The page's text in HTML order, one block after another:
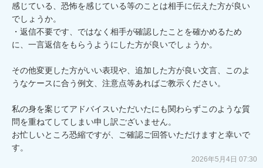
感じている、恐怖を感じている等のことは相手に伝えた方が良い
でしょうか。
・返信不要です、ではなく相手が確認したことを確かめるため
に、一言返信をもらうようにした方が良いでしょうか。
その他変更した方がいい表現や、追加した方が良い文言、このよ
うなケースに合う例文、注意点等あればご教示ください。
私の身を案じてアドバイスいただいたにも関わらずこのような質
問を重ねてしてしまい申し訳ございません。
お忙しいところ恐縮ですが、ご確認ご回答いただけますと幸いで
す。
2026年5月4日 07:30